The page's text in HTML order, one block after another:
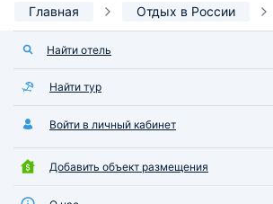
Главная Отдых в России
Найти отель
Найти тур
Войти в личный кабинет
Добавить объект размещения